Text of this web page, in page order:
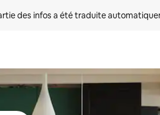
des infos a été traduite